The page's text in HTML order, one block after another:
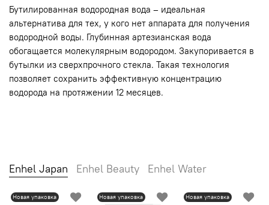
Бутилированная водородная вода – идеальная
альтернатива для тех, у кого нет аппарата для получения
водородной воды. Глубинная артезианская вода
обогащается молекулярным водородом. Закупоривается в
бутылки из сверхпрочного стекла. Такая технология
позволяет сохранить эффективную концентрацию
водорода на протяжении 12 месяцев.
Enhel Japan Enhel Beauty Enhel Water
Новая упаковка Новая упаковка Новая упаковка